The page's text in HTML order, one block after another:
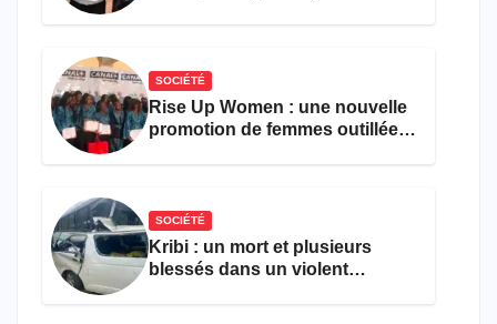
SOCIÉTÉ
Rise Up Women : une nouvelle
promotion de femmes outillées
SOCIÉTÉ
Kribi : un mort et plusieurs
blessés dans un violent